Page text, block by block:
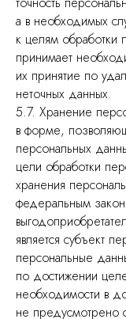
а в необходимых
к целям обработки
принимает
их принятие по
неточных данных.
5.7. Хранение
в форме,
персональных
цели обработки
хранения
федеральным
является субъект
персональные
по достижении
необходимости в
не предусмотрено